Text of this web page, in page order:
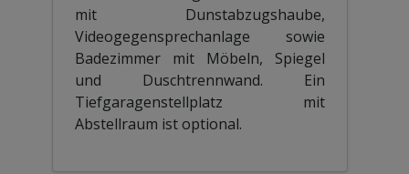
mit Dunstabzugshaube,
Videogegensprechanlage sowie
Badezimmer mit Möbeln, Spiegel
und Duschtrennwand. Ein
Tiefgaragenstellplatz mit
Abstellraum ist optional.